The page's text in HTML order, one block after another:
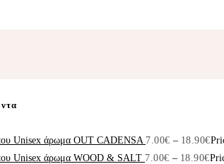
Unisex άρωμα OUT CADENSA 7.00€ – 18.90€
Unisex άρωμα WOOD & SALT 7.00€ – 18.90€